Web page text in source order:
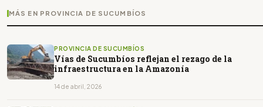
MÁS EN PROVINCIA DE SUCUMBÍOS
PROVINCIA DE SUCUMBÍOS
Vías de Sucumbíos reflejan el rezago de la
infraestructura en la Amazonía
14 de abril, 2026